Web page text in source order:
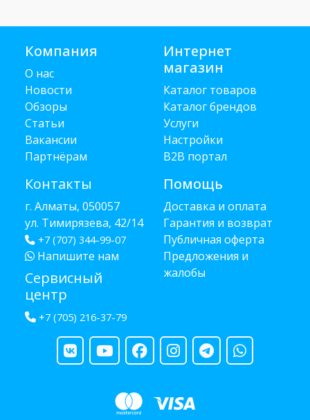
Компания
О нас
Новости
Обзоры
Статьи
Вакансии
Партнёрам
Контакты
г. Алматы, 050057
ул. Тимирязева, 42/14
+7 (707) 344-99-07
Напишите нам
Сервисный
центр
+7 (705) 216-37-79
Интернет
магазин
Каталог товаров
Каталог брендов
Услуги
Настройки
B2B портал
Помощь
Доставка и оплата
Гарантия и возврат
Публичная оферта
Предложения и
жалобы